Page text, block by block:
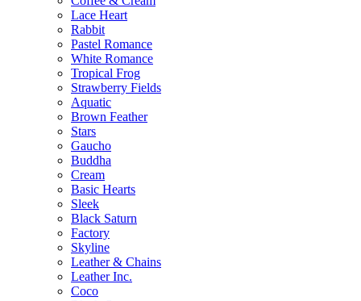
Lace Heart
Rabbit
Pastel Romance
White Romance
Tropical Frog
Strawberry Fields
Aquatic
Brown Feather
Stars
Gaucho
Buddha
Cream
Basic Hearts
Sleek
Black Saturn
Factory
Skyline
Leather & Chains
Leather Inc.
Coco